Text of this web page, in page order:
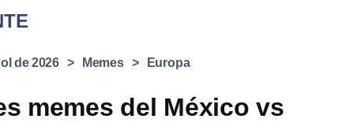
de 2026 Memes Europa
memes del México vs